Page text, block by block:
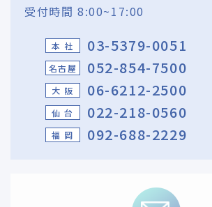
受付時間 8:00~17:00
本 社 03-5379-0051
名古屋 052-854-7500
大 阪 06-6212-2500
仙 台 022-218-0560
福 岡 092-688-2229